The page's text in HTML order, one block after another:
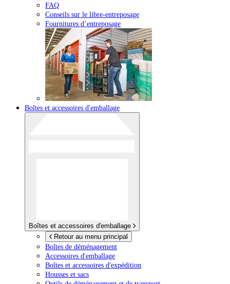
FAQ
Conseils sur le libre-entreposage
Fournitures d’entreposage
Boîtes et accessoires d'emballage
Boîtes et accessoires d'emballage
Retour au menu principal
Boîtes de déménagement
Accessoires d'emballage
Boîtes et accessoires d'expédition
Housses et sacs